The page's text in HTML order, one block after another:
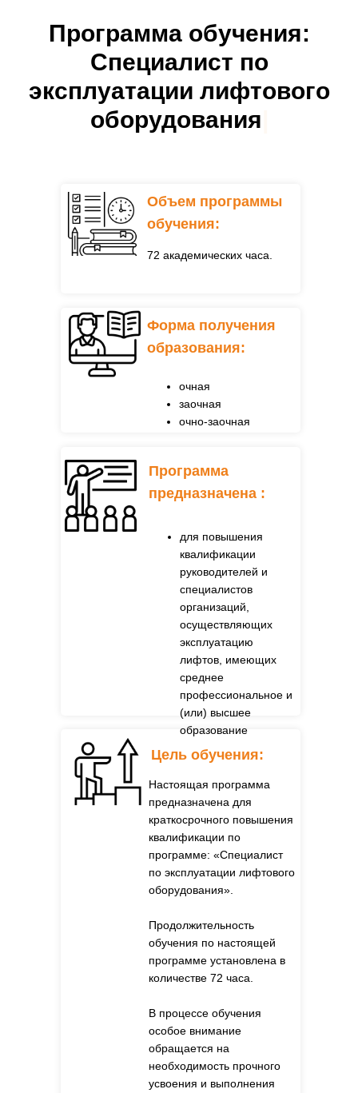
Программа обучения:
Специалист по
эксплуатации лифтового
оборудования
Настоящая программа
предназначена для
краткосрочного повышения
квалификации по
программе: «Специалист
по эксплуатации лифтового
оборудования».
Продолжительность
обучения по настоящей
программе установлена в
количестве 72 часа.
В процессе обучения
особое внимание
обращается на
необходимость прочного
усвоения и выполнения
Программа
предназначена :
72 академических часа.
Объем программы
обучения:
очная
заочная
очно-заочная
Форма получения
образования:
для повышения
квалификации
руководителей и
специалистов
организаций,
осуществляющих
эксплуатацию
лифтов, имеющих
среднее
профессиональное и
(или) высшее
образование
Цель обучения: